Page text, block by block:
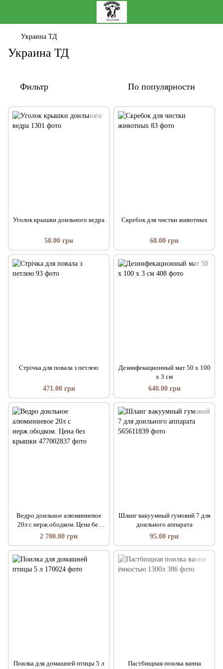
Украина ТД
Украина ТД
Фильтр По популярности
Уголок крышки доильного ведра
50.00 грн
Скребок для чистки животных
60.00 грн
Стрічка для повала з петлею
471.00 грн
Дезинфекационный мат 50 х 100
х 3 см
640.00 грн
Ведро доильное алюминиевое
20л с нерж.ободком. Цена без
крышки
2 700.00 грн
Шланг вакуумный гумовий 7 для
доильного аппарата
95.00 грн
Поилка для домашней птицы 5 л
Пастбищная поилка ванна